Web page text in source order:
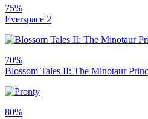
75%
Everspace 2
70%
Blossom Tales II: The Minotaur
80%